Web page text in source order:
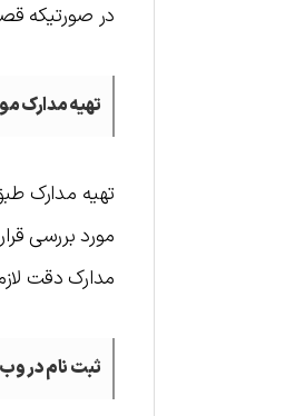
در صورتیکه
تهیه مدارک
تهیه مدارک
مورد بررسی
مدارک دقت
ثبت نام در